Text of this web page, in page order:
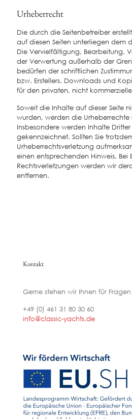
Urheberrecht
Die durch die Seitenbetreiber
auf diesen Seiten unterliegen dem
Die Vervielfältigung, Bearbeitung,
der Verwertung außerhalb der
bedürfen der schriftlichen
bzw. Erstellers. Downloads und
für den privaten, nicht
Soweit die Inhalte auf dieser Seite
wurden, werden die Urheberrechte
Insbesondere werden Inhalte
gekennzeichnet. Sollten Sie
Urheberrechtsverletzung
einen entsprechenden Hinweis. Bei
Rechtsverletzungen werden wir
entfernen.
Kontakt
Gerne stehen wir Ihnen für
+49 (0) 461 31 80 30 60
info@classic-yachts.de